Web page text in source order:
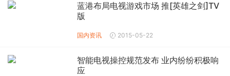
蓝港布局电视游戏市场 推[英雄之剑]TV
版
国内资讯 2015-05-22
智能电视操控规范发布 业内纷纷积极响
应